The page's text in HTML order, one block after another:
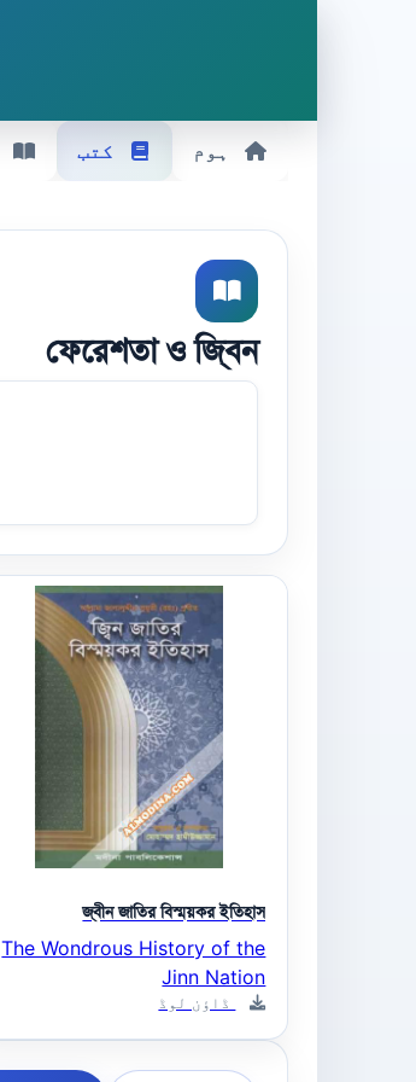
ہوم کتب
ফেরেশতা ও জ্বিন
জ্বীন জাতির বিস্ময়কর ইতিহাস
The Wondrous History of the
Jinn Nation
ڈاؤن لوڈ